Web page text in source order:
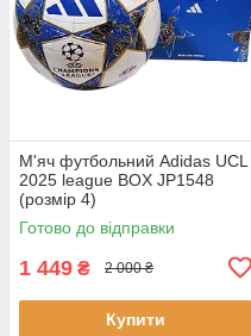
М'яч футбольний Adidas UCL
2025 league BOX JP1548
(розмір 4)
Готово до відправки
1 449 ₴ 2 000 ₴
Купити